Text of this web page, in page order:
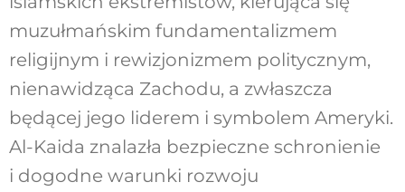
muzułmańskim fundamentalizmem
religijnym i rewizjonizmem politycznym,
nienawidząca Zachodu, a zwłaszcza
będącej jego liderem i symbolem Ameryki.
Al-Kaida znalazła bezpieczne schronienie
i dogodne warunki rozwoju